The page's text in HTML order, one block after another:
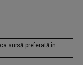
ca sursă preferată în